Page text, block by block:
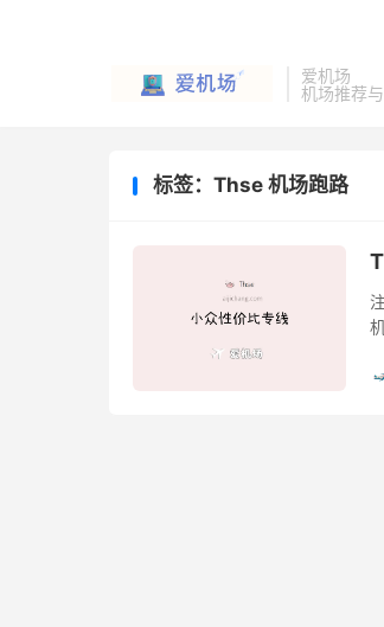
爱机场
机场推荐
标签：Thse 机场跑路